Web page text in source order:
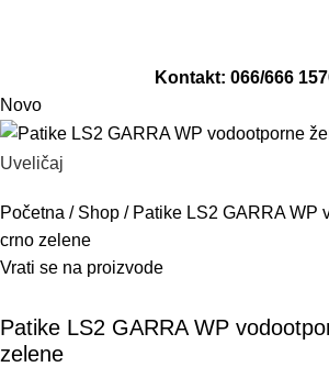
Kontakt: 066/666
Novo
Uveličaj
Početna / Shop / Patike LS2 GARRA WP
crno zelene
Vrati se na proizvode
Patike LS2 GARRA WP
zelene